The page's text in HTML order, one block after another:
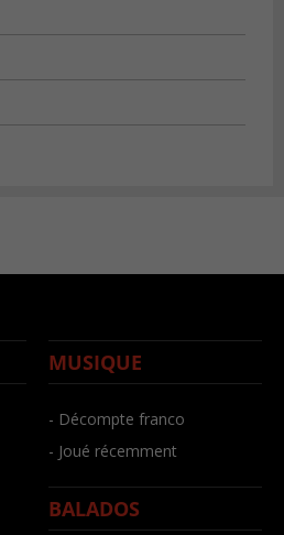
MUSIQUE
- Décompte franco
- Joué récemment
BALADOS